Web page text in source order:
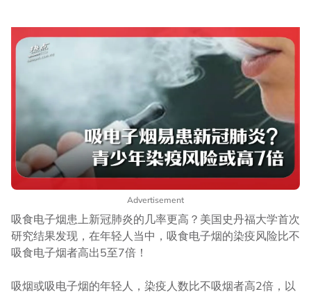
Advertisement
吸食电子烟患上新冠肺炎的几率更高？美国史丹福大学首次
研究结果发现，在年轻人当中，吸食电子烟的染疫风险比不
吸食电子烟者高出5至7倍！
吸烟或吸电子烟的年轻人，染疫人数比不吸烟者高2倍，以